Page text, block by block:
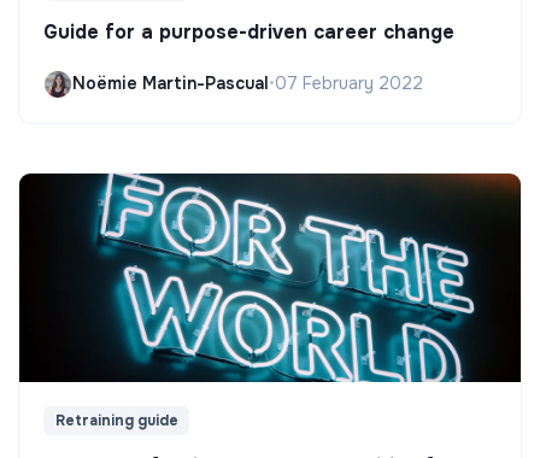
Guide for a purpose-driven career change
Noëmie Martin-Pascual•07 February 2022
Retraining guide